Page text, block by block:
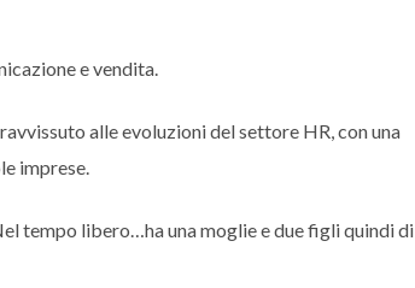
e vendita.
alle evoluzioni del settore HR, con una
imprese.
tempo libero…ha una moglie e due figli quindi di